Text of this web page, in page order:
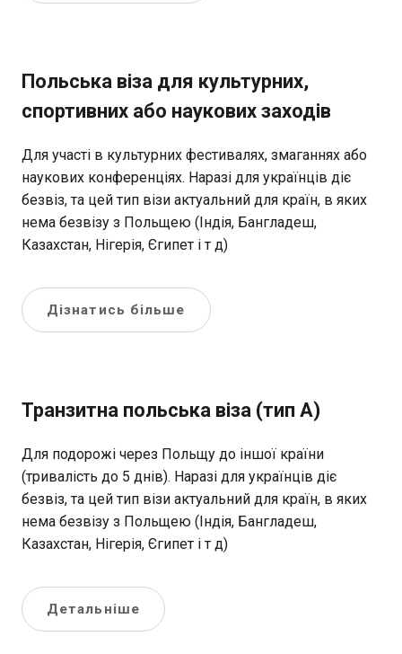
Польська віза для культурних,
спортивних або наукових заходів
Для участі в культурних фестивалях, змаганнях або
наукових конференціях. Наразі для українців діє
безвіз, та цей тип візи актуальний для країн, в яких
нема безвізу з Польщею (Індія, Бангладеш,
Казахстан, Нігерія, Єгипет і т д)
Дізнатись більше
Транзитна польська віза (тип А)
Для подорожі через Польщу до іншої країни
(тривалість до 5 днів). Наразі для українців діє
безвіз, та цей тип візи актуальний для країн, в яких
нема безвізу з Польщею (Індія, Бангладеш,
Казахстан, Нігерія, Єгипет і т д)
Детальніше